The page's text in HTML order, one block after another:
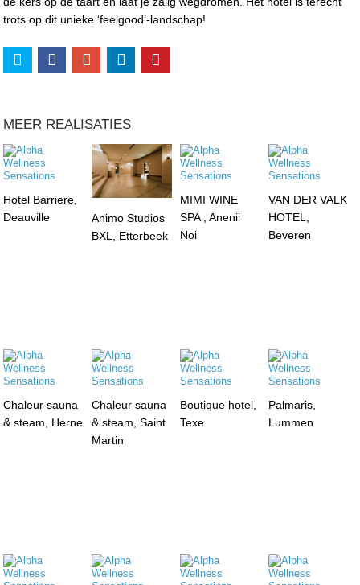
trots op dit unieke ‘feelgood’-landschap!
MEER REALISATIES
Hotel Barriere,
Deauville
Animo Studios
BXL, Etterbeek
MIMI WINE
SPA , Anenii
Noi
VAN DER VALK
HOTEL,
Beveren
Chaleur sauna
& steam, Herne
Chaleur sauna
& steam, Saint
Martin
Boutique hotel,
Texe
Palmaris,
Lummen